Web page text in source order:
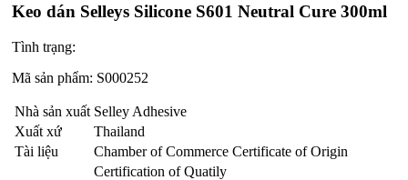
Keo dán Selleys Silicone S601 Neutral Cure 300ml
Tình trạng:
Mã sản phẩm: S000252
Nhà sản xuất Selley Adhesive
Xuất xứ
Thailand
Tài liệu
Chamber of Commerce Certificate of Origin
Certification of Quatily